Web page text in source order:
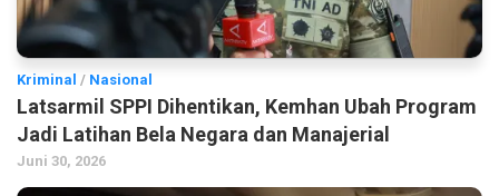
Kriminal / Nasional
Latsarmil SPPI Dihentikan, Kemhan Ubah Program
Jadi Latihan Bela Negara dan Manajerial
Juni 30, 2026